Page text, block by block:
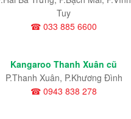
Tuy
☎ 033 885 6600
Kangaroo Thanh Xuân cũ
P.Thanh Xuân, P.Khương Đình
☎ 0943 838 278